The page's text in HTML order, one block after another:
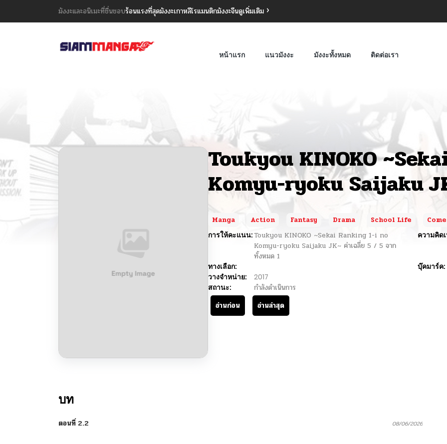
มังงะและอนิเมะที่ชื่นชอบร้อนแรงที่สุดมังงะเกาหลีโรแมนติกมังงะจีนดูเพิ่มเติม
หน้าแรก แนวมังงะ มังงะทั้งหมด ติดต่อเรา
Toukyou KINOKO
Komyu-ryoku Saijaku
Manga Action Fantasy Drama School Life
การให้คะแนน: Toukyou KINOKO ~Sekai Ranking 1-i no
Komyu-ryoku Saijaku JK~ ค่าเฉลี่ย 5 / 5 จาก
ทั้งหมด 1
ความคิด
ทางเลือก:
บุ๊คมาร์ค:
วางจำหน่าย:
2017
สถานะ:
กำลังดำเนินการ
อ่านก่อน
อ่านล่าสุด
บท
ตอนที่ 2.2 08/06/2026